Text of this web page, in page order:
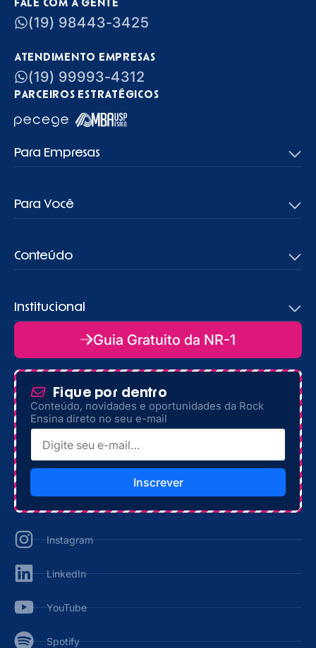
FALE COM A GENTE
(19) 98443-3425
ATENDIMENTO EMPRESAS
(19) 99993-4312
PARCEIROS ESTRATÉGICOS
Para Empresas
Para Você
Conteúdo
Institucional
Guia Gratuito da NR-1
Fique por dentro
Conteúdo, novidades e oportunidades da Rock
Ensina direto no seu e-mail
Inscrever
Instagram
LinkedIn
YouTube
Spotify